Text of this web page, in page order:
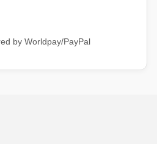
by Worldpay/PayPal